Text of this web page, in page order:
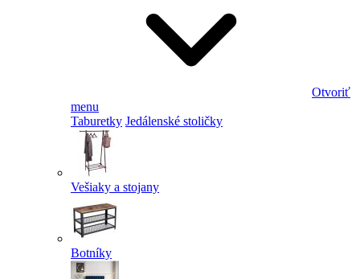
Otvoriť
menu
Taburetky Jedálenské stoličky
Vešiaky a stojany
Botníky